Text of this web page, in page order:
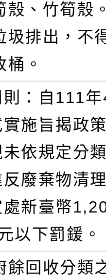
殼、竹筍殼
圾排出，不
桶。
則：自111
施旨揭政
依規定分
廢棄物清
處新臺幣
以下罰鍰。
餘回收分類